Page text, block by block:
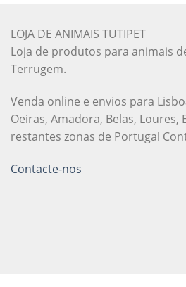
LOJA DE ANIMAIS TUTIPET
Loja de produtos para animais
Terrugem.
Venda online e envios para
Oeiras, Amadora, Belas, Loures,
restantes zonas de Portugal
Contacte-nos